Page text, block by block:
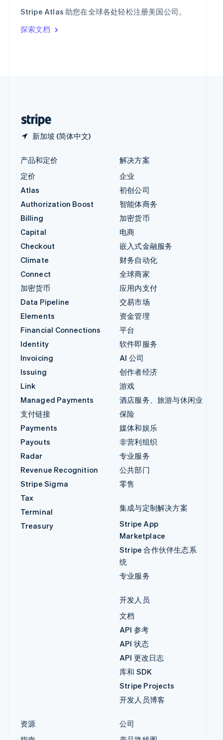
Stripe Atlas 助您在全球各处轻松注册美国公司。
探索文档
新加坡 (简体中文)
意大利
ItalianoEnglish
English
产品和定价
定价
Atlas
Authorization Boost
Billing
Capital
Checkout
Climate
Connect
加密货币
Data Pipeline
Elements
Financial Connections
Identity
Invoicing
Issuing
Link
Managed Payments
支付链接
Payments
Payouts
Radar
Revenue Recognition
Stripe Sigma
Tax
Terminal
Treasury
解决方案
企业
初创公司
智能体商务
加密货币
电商
嵌入式金融服务
财务自动化
全球商家
应用内支付
交易市场
资金管理
平台
软件即服务
AI 公司
创作者经济
游戏
酒店服务、旅游与休闲业
保险
媒体和娱乐
非营利组织
专业服务
公共部门
零售
集成与定制解决方案
Stripe App
Marketplace
Stripe 合作伙伴生态系
统
专业服务
开发人员
文档
API 参考
API 状态
API 更改日志
库和 SDK
Stripe Projects
开发人员博客
资源
公司